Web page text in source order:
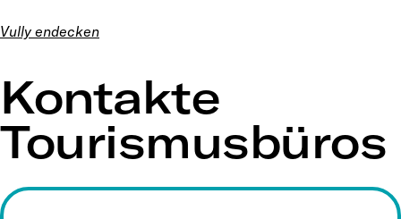
Vully endecken
Kontakte
Tourismusbüros